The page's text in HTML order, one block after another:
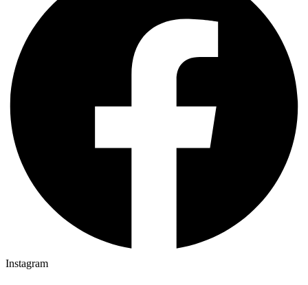
Instagram